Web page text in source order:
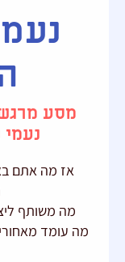
מסע מרגש
אז מה אתם
מה משותף
מה עומד מאחורי